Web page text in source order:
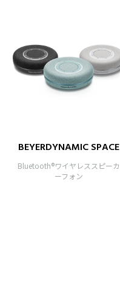
BEYERDYNAMIC SPACE
Bluetooth®ワイヤレススピーカ
ーフォン